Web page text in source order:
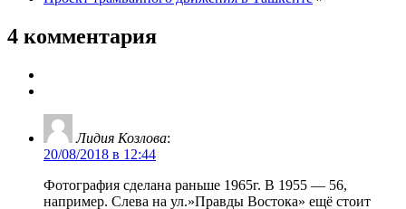
4 комментария
Лидия Козлова:
20/08/2018 в 12:44
Фотография сделана раньше 1965г. В 1955 — 56,
например. Слева на ул.»Правды Востока» ещё стоит